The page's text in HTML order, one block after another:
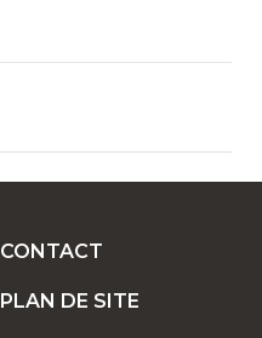
CONTACT
PLAN DE SITE